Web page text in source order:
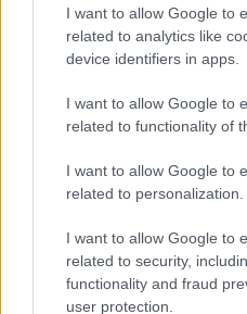
I want to allow Google to
related to analytics like
device identifiers in apps.
I want to allow Google to
related to functionality of
I want to allow Google to
related to personalization.
I want to allow Google to
related to security,
functionality and fraud
user protection.
entrenador madrileño en el
dirigió entre 2009 y 2011, con
League en la 2009/10 como
La última aventura de Míchel
Pumas UNAM mexicano,
y dejó en verano de 2020 por
familiares.
Wijnaldum firmará tres años
El Barcelona anunciará en
el primero de ellos el del